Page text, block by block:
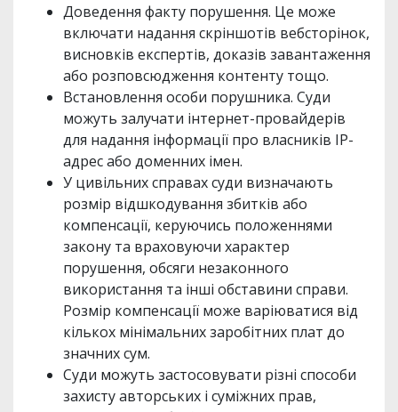
Доведення факту порушення. Це може
включати надання скріншотів вебсторінок,
висновків експертів, доказів завантаження
або розповсюдження контенту тощо.
Встановлення особи порушника. Суди
можуть залучати інтернет-провайдерів
для надання інформації про власників IP-
адрес або доменних імен.
У цивільних справах суди визначають
розмір відшкодування збитків або
компенсації, керуючись положеннями
закону та враховуючи характер
порушення, обсяги незаконного
використання та інші обставини справи.
Розмір компенсації може варіюватися від
кількох мінімальних заробітних плат до
значних сум.
Суди можуть застосовувати різні способи
захисту авторських і суміжних прав,